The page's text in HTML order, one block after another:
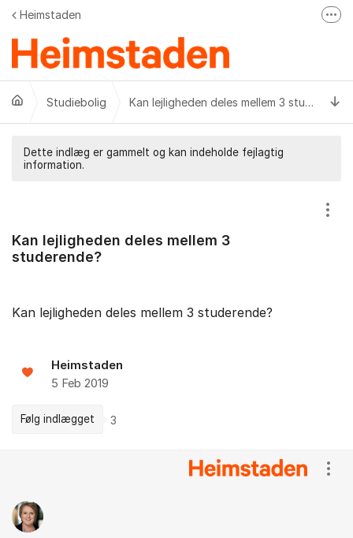
Gå til indhold
Heimstaden
Kom tilbage til Heimstaden.dk
Få gode beboertips
Følg os på facebook
Studiebolig Kan lejligheden deles mellem 3 studerende?
Dette indlæg er gammelt og kan indeholde fejlagtig
information.
Kan lejligheden deles mellem 3
studerende?
Vis/
Kan lejligheden deles mellem 3 studerende?
Heimstaden
5 Feb 2019
Følg indlægget 3
Vis/